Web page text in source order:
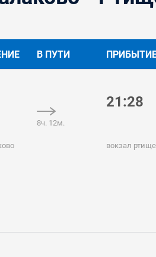
В ПУТИ
8ч. 12м.
21:28
вокзал